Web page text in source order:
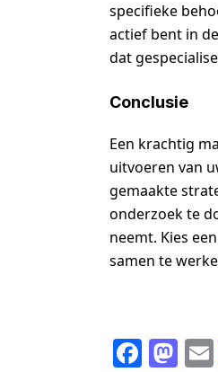
specifieke
actief bent in
dat
Conclusie
Een krachtig
uitvoeren van
gemaakte
onderzoek te
neemt. Kies
samen te
F
M